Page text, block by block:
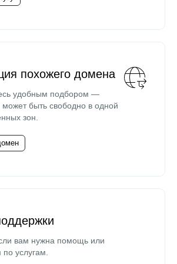
похожего домена
удобным подбором —
быть свободно в одной
зон.
вам нужна помощь или
по услугам.